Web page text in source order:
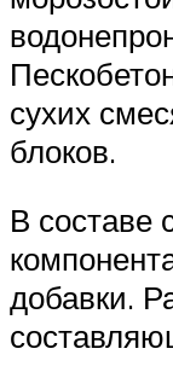
сухих
блоков.
В составе
добавки.